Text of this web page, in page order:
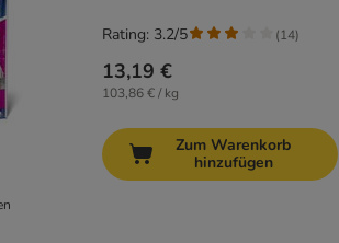
13,19 €
103,86 € / kg
Rating: 3.2/5 (14)
Zum Warenkorb
hinzufügen